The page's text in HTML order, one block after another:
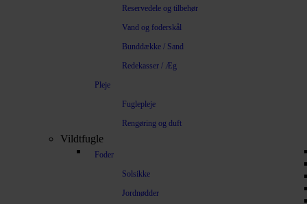
Reservedele og tilbehør
Vand og foderskål
Bunddække / Sand
Redekasser / Æg
Pleje
Fuglepleje
Rengøring og duft
Vildtfugle
Foder
Solsikke
Jordnødder